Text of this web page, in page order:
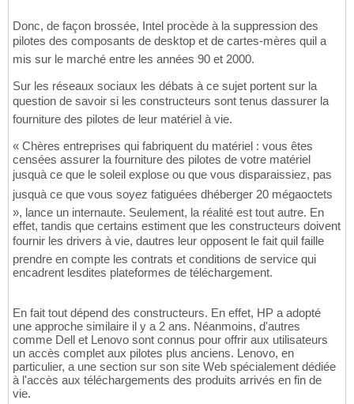
Donc, de façon brossée, Intel procède à la suppression des
pilotes des composants de desktop et de cartes-mères quil a
mis sur le marché entre les années 90 et 2000.
Sur les réseaux sociaux les débats à ce sujet portent sur la
question de savoir si les constructeurs sont tenus dassurer la
fourniture des pilotes de leur matériel à vie.
« Chères entreprises qui fabriquent du matériel : vous êtes
censées assurer la fourniture des pilotes de votre matériel
jusquà ce que le soleil explose ou que vous disparaissiez, pas
jusquà ce que vous soyez fatiguées dhéberger 20 mégaoctets
», lance un internaute. Seulement, la réalité est tout autre. En
effet, tandis que certains estiment que les constructeurs doivent
fournir les drivers à vie, dautres leur opposent le fait quil faille
prendre en compte les contrats et conditions de service qui
encadrent lesdites plateformes de téléchargement.
En fait tout dépend des constructeurs. En effet, HP a adopté
une approche similaire il y a 2 ans. Néanmoins, d'autres
comme Dell et Lenovo sont connus pour offrir aux utilisateurs
un accès complet aux pilotes plus anciens. Lenovo, en
particulier, a une section sur son site Web spécialement dédiée
à l'accès aux téléchargements des produits arrivés en fin de
vie.